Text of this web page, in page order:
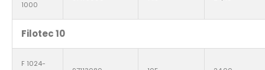
1000
Filotec 10
F 1024-